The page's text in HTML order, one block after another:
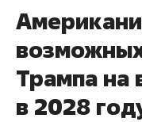
Трампа
в 2028